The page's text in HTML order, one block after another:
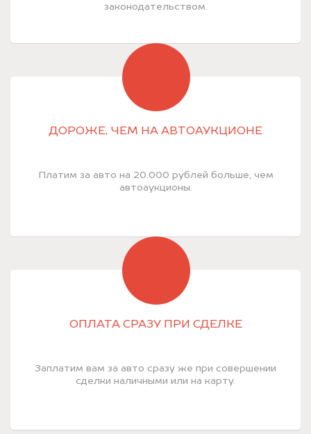
законодательством.
ДОРОЖЕ, ЧЕМ НА АВТОАУКЦИОНЕ
Платим за авто на 20.000 рублей больше, чем
автоаукционы.
ОПЛАТА СРАЗУ ПРИ СДЕЛКЕ
Заплатим вам за авто сразу же при совершении
сделки наличными или на карту.